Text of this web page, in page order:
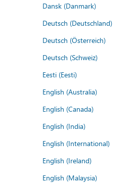
Dansk (Danmark)
Deutsch (Deutschland)
Deutsch (Österreich)
Deutsch (Schweiz)
Eesti (Eesti)
English (Australia)
English (Canada)
English (India)
English (International)
English (Ireland)
English (Malaysia)